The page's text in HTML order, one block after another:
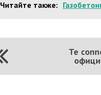
Читайте также:
Te